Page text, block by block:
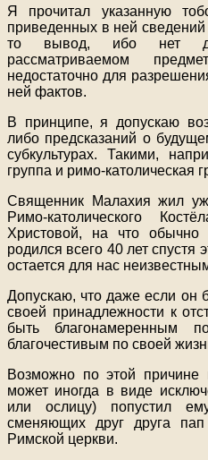
Я прочитал указанную
приведенных в ней
то вывод, ибо нет
рассматриваемом
недостаточно для
ней фактов.
В принципе, я допускаю
либо предсказаний о
субкультурах. Такими,
группа и римо-католическая
Священник Малахия жил
Римо-католического
Христовой, на что
родился всего 40 лет спустя
остается для нас
Допускаю, что даже если он
своей принадлежности к
быть благонамеренным
благочестивым по своей
Возможно по этой
может иногда в виде
или ослицу) попустил
сменяющих друг друга пап
Римской церкви.